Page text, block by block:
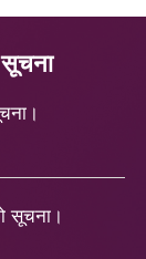
सूचना
सूचना।